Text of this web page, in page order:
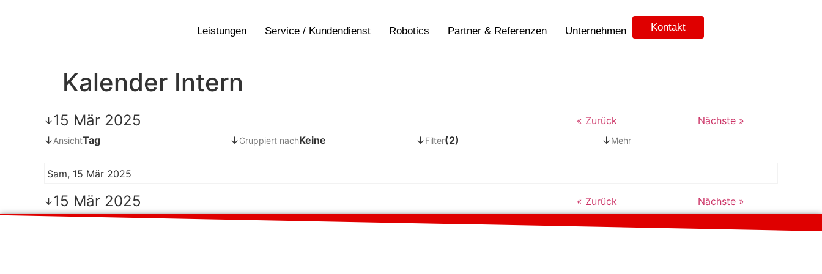
Leistungen Service / Kundendienst Robotics Partner & Referenzen Unternehmen Kontakt
Kalender Intern
↓15 Mär 2025 « Zurück
Nächste »
↓AnsichtTag ↓Gruppiert nachKeine ↓Filter(2) ↓Mehr
Sam, 15 Mär 2025
↓15 Mär 2025 « Zurück Nächste »